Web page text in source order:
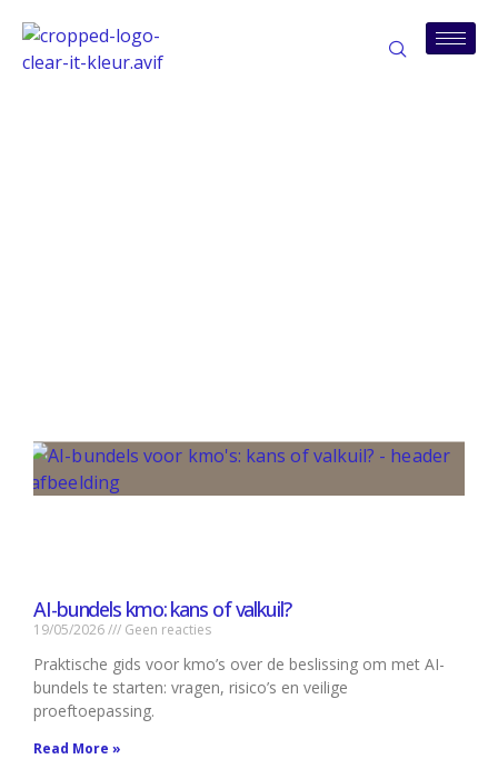
AI-bundels kmo: kans of valkuil?
19/05/2026 Geen reacties
Praktische gids voor kmo’s over de beslissing om met AI-
bundels te starten: vragen, risico’s en veilige
proeftoepassing.
Read More »